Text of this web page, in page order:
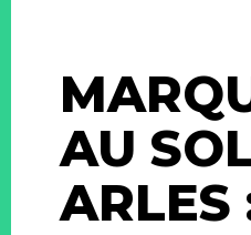
AU
ARLES